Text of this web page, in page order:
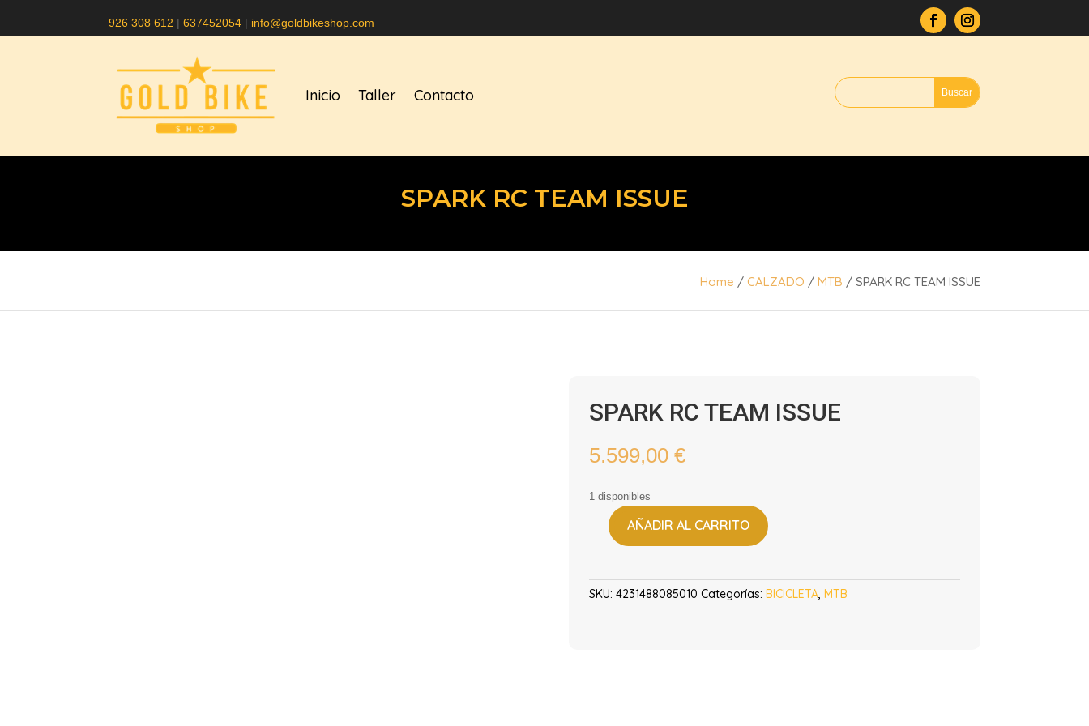
926 308 612 |637452054 | info@goldbikeshop.com
Inicio Taller Contacto
SPARK RC TEAM ISSUE
Home / CALZADO / MTB / SPARK RC TEAM ISSUE
SPARK RC TEAM ISSUE
5.599,00 €
1 disponibles
SPARK
ISSUE
AÑADIR AL CARRITO
SKU: 4231488085010 Categorías: BICICLETA, MTB